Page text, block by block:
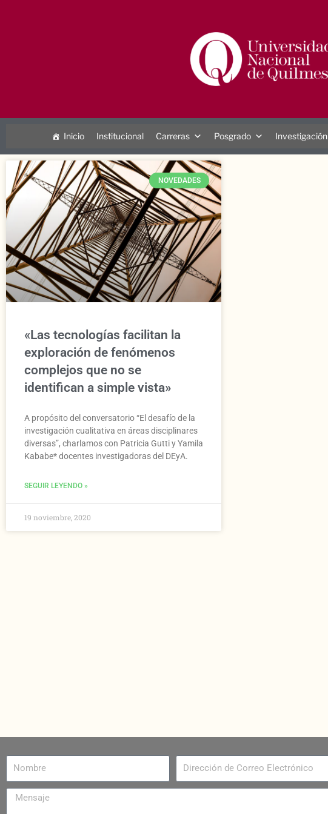
Inicio Institucional Carreras Posgrado Investigación
NOVEDADES
«Las tecnologías facilitan la
exploración de fenómenos
complejos que no se
identifican a simple vista»
A propósito del conversatorio “El desafío de la
investigación cualitativa en áreas disciplinares
diversas”, charlamos con Patricia Gutti y Yamila
Kababe* docentes investigadoras del DEyA.
SEGUIR LEYENDO »
19 noviembre, 2020